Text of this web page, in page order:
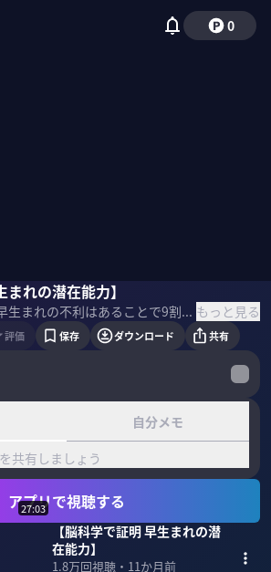
0
まれの潜在能力】
早生まれの不利はあることで9割解決できる。16万人のMRIを見てきた脳科学者・瀧靖之氏が、子どもの潜在能力を引き出す方法を解説。 ＜ゲスト＞ 瀧靖之｜医師 東北大学加齢医学研究所教授／専門：脳発達・加齢・脳画像分析 東北大学大学院医学系研究科博士課程修了。東北大学スマート・エイジング学際重点研究センター センター長。脳の発達から加齢までの研究分野の第一人者。 著書『本当はすごい早生まれ』 ＜目次＞ もっと見る
）瀧靖之竹内由恵
評価 保存 ダウンロード 共有
自分メモ
共有しましょう
アプリで視聴する
27:03
【脳科学で証明 早生まれの潜
在能力】
1.8万回視聴・ 11か月前